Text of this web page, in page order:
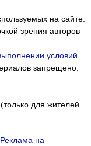
на сайте.
зрения авторов
условий.
запрещено.
(только для жителей
Реклама на